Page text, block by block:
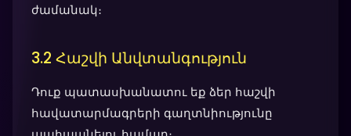
ժամանակ։
3.2 Հաշվի Անվտանգություն
Դուք պատասխանատու եք ձեր հաշվի
հավատարմագրերի գաղտնիությունը